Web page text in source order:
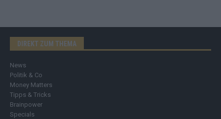
DIREKT ZUM THEMA
News
Politik & Co
Money Matters
Tipps & Tricks
Brainpower
Specials